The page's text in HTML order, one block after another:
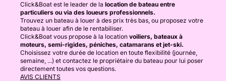
Click&Boat est le leader de la location de bateau entre
particuliers ou via des loueurs professionnels.
Trouvez un bateau à louer à des prix très bas, ou proposez votre
bateau à louer afin de le rentabiliser.
Click&Boat vous propose à la location voiliers, bateaux à
moteurs, semi-rigides, péniches, catamarans et jet-ski.
Choisissez votre durée de location en toute flexibilité (journée,
semaine, ...) et contactez le propriétaire du bateau pour lui poser
directement toutes vos questions.
AVIS CLIENTS